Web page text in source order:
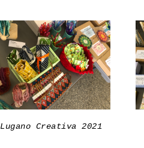
Lugano Creativa 2021